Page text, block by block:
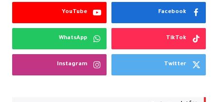
Facebook
YouTube
TikTok
WhatsApp
Twitter
Instagram